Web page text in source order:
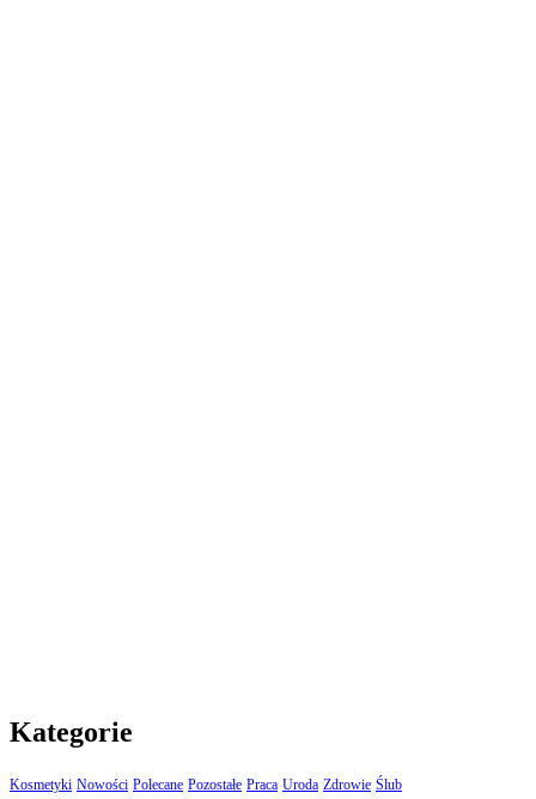
Kategorie
Kosmetyki Nowości Polecane Pozostałe Praca Uroda Zdrowie Ślub